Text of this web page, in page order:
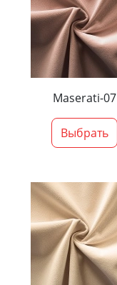
Maserati-07
Выбрать